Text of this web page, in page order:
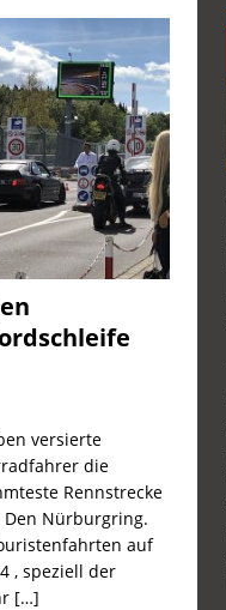
versierte
die
Rennstrecke
Nürburgring.
auf
, speziell der
[…]